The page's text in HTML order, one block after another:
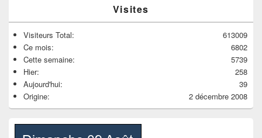
Visites
613009
Visiteurs Total:
6802
Ce mois:
5739
Cette semaine:
258
Hier:
39
Aujourd'hui:
2 décembre 2008
Origine: